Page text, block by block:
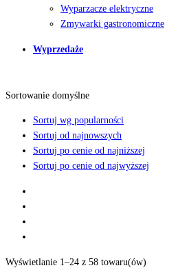
Wyparzacze elektryczne
Zmywarki gastronomiczne
Wyprzedaże
Sortowanie domyślne
Sortuj wg popularności
Sortuj od najnowszych
Sortuj po cenie od najniższej
Sortuj po cenie od najwyższej
Wyświetlanie 1–24 z 58 towaru(ów)